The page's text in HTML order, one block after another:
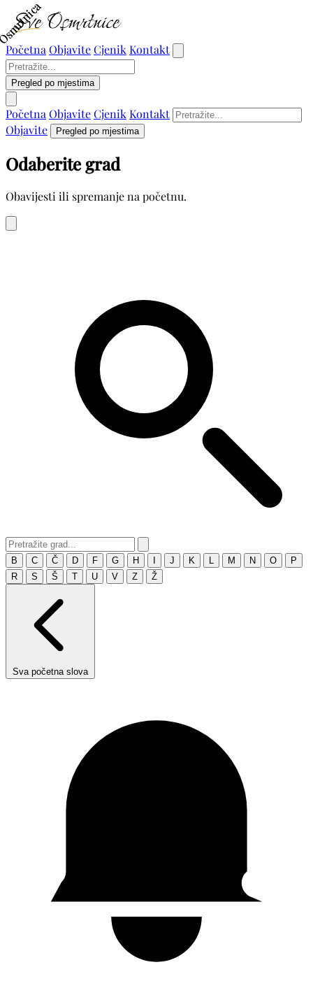
Početna ObjaviteCjenik Kontakt
Pregled po mjestima
Početna ObjaviteCjenik Kontakt
Objavite
Pregled po mjestima
Odaberite grad
Obavijesti ili spremanje na početnu.
B C Č D F G H J K M N O
P
R
S Š T U V Z Ž
Sva početna slova